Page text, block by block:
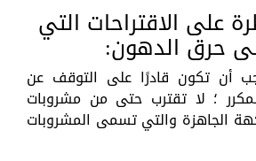
على الاقتراحات التي
حرق الدهون:
أن تكون قادرًا على التوقف عن
؛ لا تقترب حتى من مشروبات
الجاهزة والتي تسمى المشروبات